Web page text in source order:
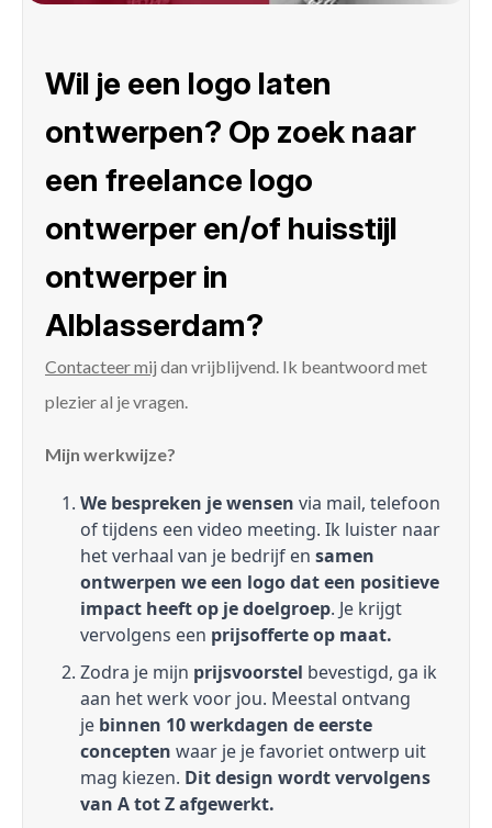
Wil je een logo laten
ontwerpen? Op zoek naar
een freelance logo
ontwerper en/of huisstijl
ontwerper in
Alblasserdam?
Contacteer mij dan vrijblijvend. Ik beantwoord met
plezier al je vragen.
Mijn werkwijze?
We bespreken je wensen via mail, telefoon
of tijdens een video meeting. Ik luister naar
het verhaal van je bedrijf en samen
ontwerpen we een logo dat een positieve
impact heeft op je doelgroep. Je krijgt
vervolgens een prijsofferte op maat.
Zodra je mijn prijsvoorstel bevestigd, ga ik
aan het werk voor jou. Meestal ontvang
je binnen 10 werkdagen de eerste
concepten waar je je favoriet ontwerp uit
mag kiezen. Dit design wordt vervolgens
van A tot Z afgewerkt.